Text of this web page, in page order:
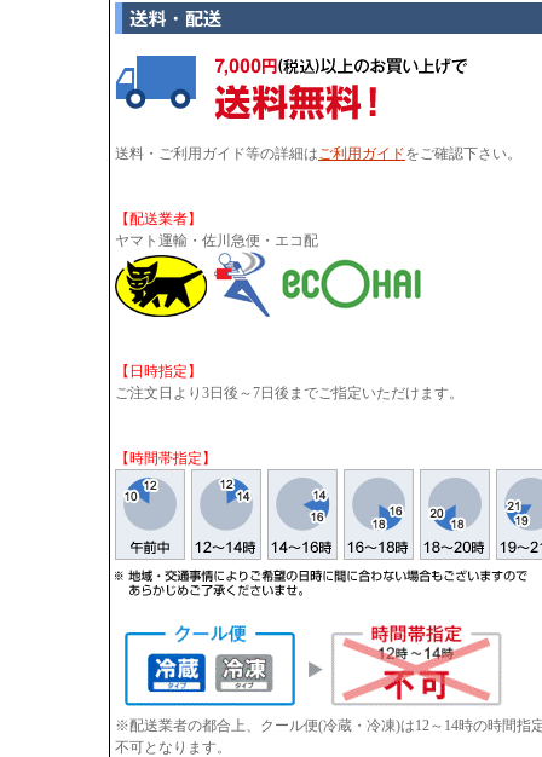
送料・ご利用ガイド等の詳細はご利用ガイドをご確認下さい。
【配送業者】
ヤマト運輸・佐川急便・エコ配
【日時指定】
ご注文日より3日後～7日後までご指定いただけます。
【時間帯指定】
※配送業者の都合上、クール便(冷蔵・冷凍)は12～14時の時間
不可となります。